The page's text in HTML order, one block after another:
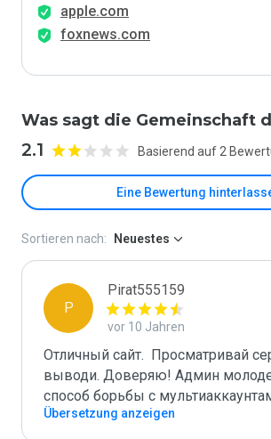
apple.com
foxnews.com
Was sagt die Gemeinschaft
2.1 Basierend auf 2
Eine Bewertung
Sortieren nach: Neuestes
P
Pirat555159
vor 10 Jahren
Отличный сайт.  Просматривай
выводи. Доверяю! Админ
способ борьбы с
Übersetzung anzeigen